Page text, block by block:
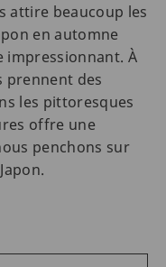
attire beaucoup les
en automne
impressionnant. À
prennent des
les pittoresques
offre une
penchons sur